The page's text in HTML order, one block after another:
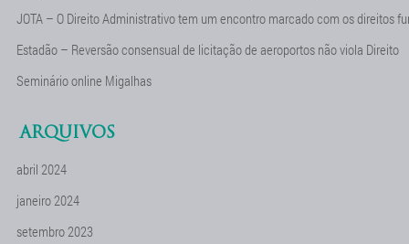
JOTA – O Direito Administrativo tem um encontro marcado com os direitos
Estadão – Reversão consensual de licitação de aeroportos não viola Direito
Seminário online Migalhas
ARQUIVOS
abril 2024
janeiro 2024
setembro 2023